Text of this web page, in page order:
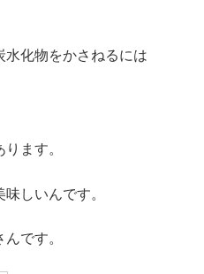
水化物をかさねるには
ます。
しいんです。
です。